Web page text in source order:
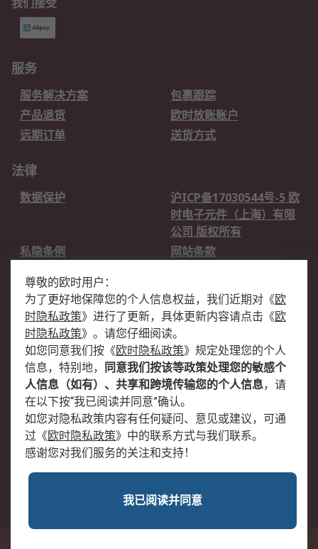
服务
服务解决方案
包裹跟踪
产品退货
欧时放账账户
远期订单
送货方式
法律
数据保护
沪ICP备17030544号-5 欧
时电子元件（上海）有限
公司 版权所有
私隐条例
网站条款
关于欧时
欧时销售条款
账户和付款
企业集团
全球办事处
关于我们
新闻中心
加入我们
沪公网安备 31011502009054号
尊敬的欧时用户：
为了更好地保障您的个人信息权益，我们近期对 《欧
时隐私政策》 进行了更新，具体更新内容请点击 《欧
时隐私政策》 。请您仔细阅读。
如您同意我们按 《欧时隐私政策》 规定处理您的个人
信息，特别地，
同意我们按该等政策处理您的敏感个
人信息（如有）、共享和跨境传输您的个人信息，请
在以下按“我已阅读并同意”确认。
如您对隐私政策内容有任何疑问、意见或建议，可通
过 《欧时隐私政策》 中的联系方式与我们联系。
感谢您对我们服务的关注和支持！
我已阅读并同意